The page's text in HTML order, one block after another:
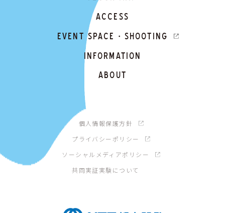
ACCESS
EVENT SPACE・SHOOTING
INFORMATION
ABOUT
個人情報保護方針
プライバシーポリシー
ソーシャルメディアポリシー
共同実証実験について